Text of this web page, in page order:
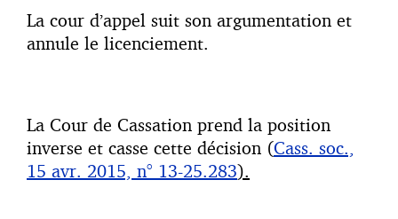
La cour d’appel suit son argumentation et
annule le licenciement.
La Cour de Cassation prend la position
inverse et casse cette décision (Cass. soc.,
15 avr. 2015, n° 13-25.283).